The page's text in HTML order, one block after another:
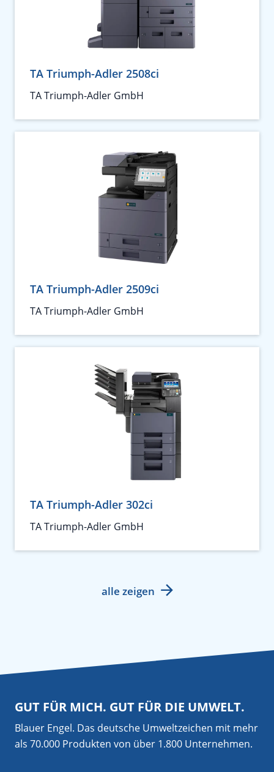
TA Triumph-Adler 2508ci
TA Triumph-Adler GmbH
TA Triumph-Adler 2509ci
TA Triumph-Adler GmbH
TA Triumph-Adler 302ci
TA Triumph-Adler GmbH
alle zeigen
GUT FÜR MICH. GUT FÜR DIE UMWELT.
Blauer Engel. Das deutsche Umweltzeichen mit mehr
als 70.000 Produkten von über 1.800 Unternehmen.